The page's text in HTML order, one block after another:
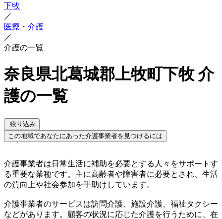
下牧
／
医療・介護
／
介護の一覧
奈良県北葛城郡上牧町下牧 介
護の一覧
絞り込み
この地域であなたにあった介護事業者を見つけるには
介護事業者は日常生活に補助を必要とする人々をサポートす
る重要な業種です。主に高齢者や障害者に必要とされ、生活
の質向上や社会参加を手助けしています。
介護事業者のサービスは訪問介護、施設介護、福祉タクシー
などがあります。顧客の状況に応じた介護を行うために、在